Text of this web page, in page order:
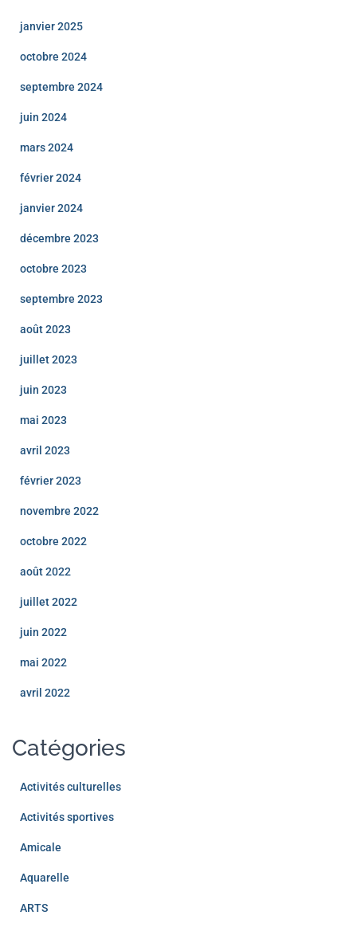
janvier 2025
octobre 2024
septembre 2024
juin 2024
mars 2024
février 2024
janvier 2024
décembre 2023
octobre 2023
septembre 2023
août 2023
juillet 2023
juin 2023
mai 2023
avril 2023
février 2023
novembre 2022
octobre 2022
août 2022
juillet 2022
juin 2022
mai 2022
avril 2022
Catégories
Activités culturelles
Activités sportives
Amicale
Aquarelle
ARTS